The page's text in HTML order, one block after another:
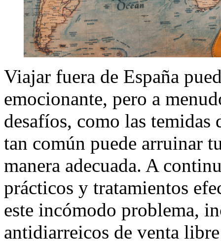
Viajar fuera de España
emocionante, pero a
desafíos, como las temidas
tan común puede arruinar
manera adecuada. A
prácticos y tratamientos
este incómodo problema,
antidiarreicos de venta